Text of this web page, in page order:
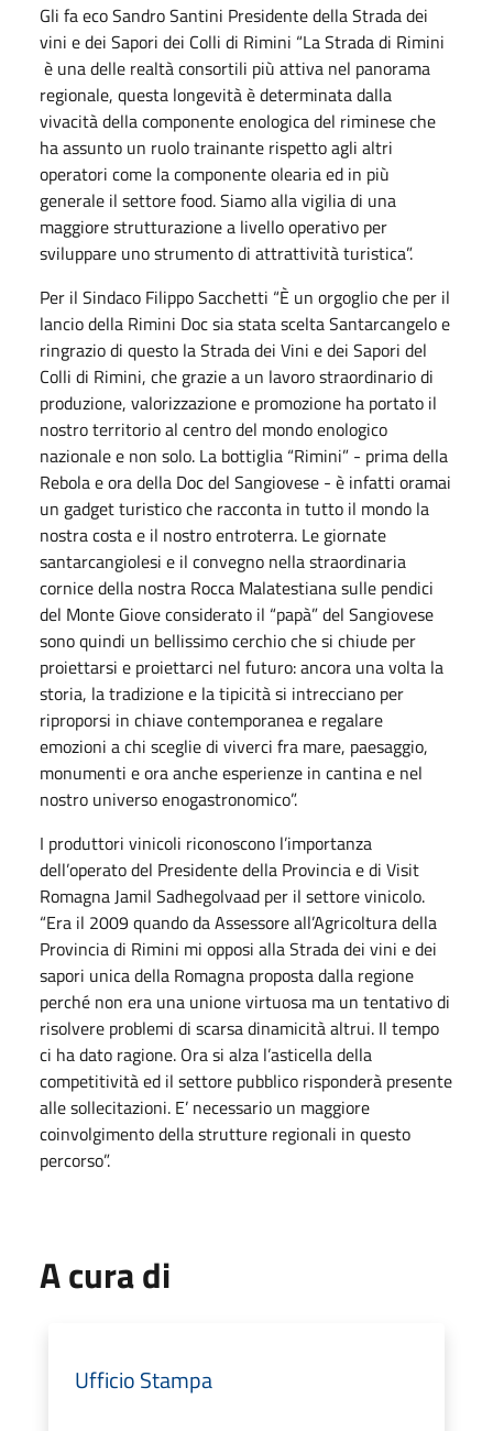
Gli fa eco Sandro Santini Presidente della Strada dei
vini e dei Sapori dei Colli di Rimini “La Strada di Rimini
è una delle realtà consortili più attiva nel panorama
regionale, questa longevità è determinata dalla
vivacità della componente enologica del riminese che
ha assunto un ruolo trainante rispetto agli altri
operatori come la componente olearia ed in più
generale il settore food. Siamo alla vigilia di una
maggiore strutturazione a livello operativo per
sviluppare uno strumento di attrattività turistica”.
Per il Sindaco Filippo Sacchetti “È un orgoglio che per il
lancio della Rimini Doc sia stata scelta Santarcangelo e
ringrazio di questo la Strada dei Vini e dei Sapori del
Colli di Rimini, che grazie a un lavoro straordinario di
produzione, valorizzazione e promozione ha portato il
nostro territorio al centro del mondo enologico
nazionale e non solo. La bottiglia “Rimini” - prima della
Rebola e ora della Doc del Sangiovese - è infatti oramai
un gadget turistico che racconta in tutto il mondo la
nostra costa e il nostro entroterra. Le giornate
santarcangiolesi e il convegno nella straordinaria
cornice della nostra Rocca Malatestiana sulle pendici
del Monte Giove considerato il “papà” del Sangiovese
sono quindi un bellissimo cerchio che si chiude per
proiettarsi e proiettarci nel futuro: ancora una volta la
storia, la tradizione e la tipicità si intrecciano per
riproporsi in chiave contemporanea e regalare
emozioni a chi sceglie di viverci fra mare, paesaggio,
monumenti e ora anche esperienze in cantina e nel
nostro universo enogastronomico”.
I produttori vinicoli riconoscono l’importanza
dell’operato del Presidente della Provincia e di Visit
Romagna Jamil Sadhegolvaad per il settore vinicolo.
“Era il 2009 quando da Assessore all’Agricoltura della
Provincia di Rimini mi opposi alla Strada dei vini e dei
sapori unica della Romagna proposta dalla regione
perché non era una unione virtuosa ma un tentativo di
risolvere problemi di scarsa dinamicità altrui. Il tempo
ci ha dato ragione. Ora si alza l’asticella della
competitività ed il settore pubblico risponderà presente
alle sollecitazioni. E’ necessario un maggiore
coinvolgimento della strutture regionali in questo
percorso”.
A cura di
Ufficio Stampa